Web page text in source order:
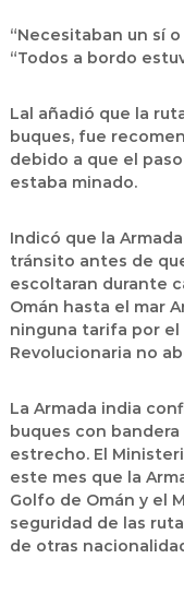
“Necesitaban un sí
“Todos a bordo
Lal añadió que la
buques, fue
debido a que el
estaba minado.
Indicó que la
tránsito antes de
escoltaran durante
Omán hasta el mar
ninguna tarifa por el
Revolucionaria no
La Armada india
buques con
estrecho. El
este mes que la
Golfo de Omán y el
seguridad de las
de otras